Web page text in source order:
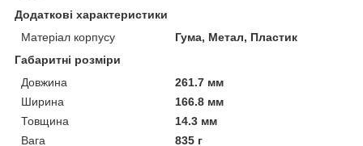
Додаткові характеристики
Матеріал корпусу
Гума, Метал, Пластик
Габаритні розміри
Довжина
261.7 мм
Ширина
166.8 мм
Товщина
14.3 мм
Вага
835 г